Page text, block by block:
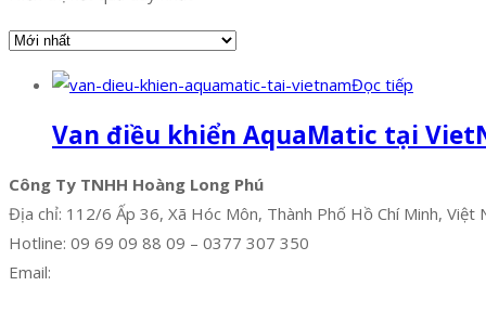
Đọc tiếp
Van điều khiển AquaMatic tại
Công Ty TNHH Hoàng Long Phú
Địa chỉ: 112/6 Ấp 36, Xã Hóc Môn, Thành Phố Hồ Chí Minh, Việt
Hotline: 09 69 09 88 09 – 0377 307 350
Email: